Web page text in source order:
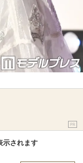
PR
示されます